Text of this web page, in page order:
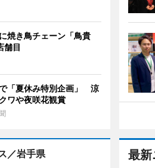
最新
焼き鳥チェーン「鳥貴
目
「夏休み特別企画」 涼
ワや夜咲花観賞
／岩手県